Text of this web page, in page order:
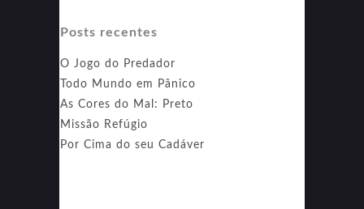
Posts recentes
O Jogo do Predador
Todo Mundo em Pânico
As Cores do Mal: Preto
Missão Refúgio
Por Cima do seu Cadáver